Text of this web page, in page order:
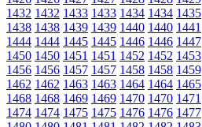
1432 1432 1433 1433 1434 1434 1435
1438 1438 1439 1439 1440 1440 1441
1444 1444 1445 1445 1446 1446 1447
1450 1450 1451 1451 1452 1452 1453
1456 1456 1457 1457 1458 1458 1459
1462 1462 1463 1463 1464 1464 1465
1468 1468 1469 1469 1470 1470 1471
1474 1474 1475 1475 1476 1476 1477